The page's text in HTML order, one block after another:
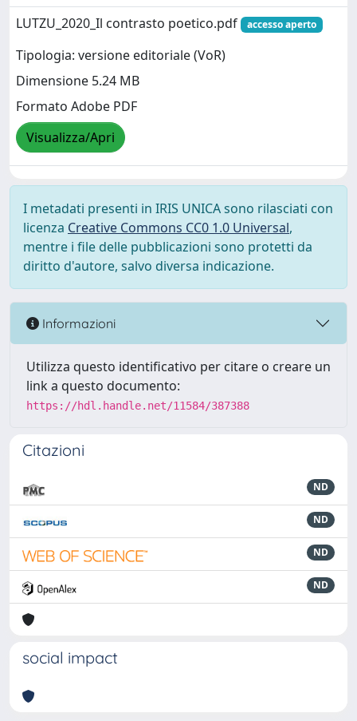
LUTZU_2020_Il contrasto poetico.pdf
accesso aperto
Tipologia: versione editoriale (VoR)
Dimensione 5.24 MB
Formato Adobe PDF
Visualizza/Apri
I metadati presenti in IRIS UNICA sono rilasciati con
licenza Creative Commons CC0 1.0 Universal,
mentre i file delle pubblicazioni sono protetti da
diritto d'autore, salvo diversa indicazione.
Informazioni
Utilizza questo identificativo per citare o creare un
link a questo documento:
https://hdl.handle.net/11584/387388
Citazioni
ND
ND
ND
ND
social impact